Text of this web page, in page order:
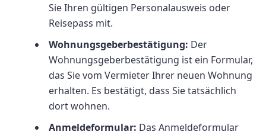
Sie Ihren gültigen Personalausweis oder
Reisepass mit.
Wohnungsgeberbestätigung: Der
Wohnungsgeberbestätigung ist ein Formular,
das Sie vom Vermieter Ihrer neuen Wohnung
erhalten. Es bestätigt, dass Sie tatsächlich
dort wohnen.
Anmeldeformular: Das Anmeldeformular